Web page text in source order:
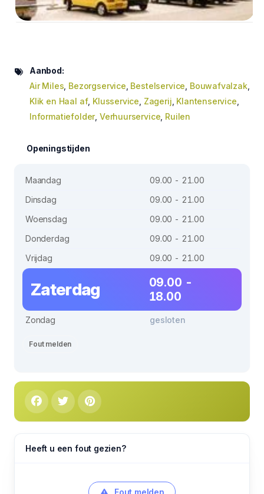
Aanbod:
Air Miles Bezorgservice Bestelservice Bouwafvalzak,
Klik en Haal af, Klusservice Zagerij Klantenservice
Informatiefolder, Verhuurservice Ruilen
Openingstijden
Maandag
09.00 - 21.00
Dinsdag
09.00 - 21.00
Woensdag
09.00 - 21.00
Donderdag
09.00 - 21.00
Vrijdag
09.00 - 21.00
Zaterdag
09.00 -
18.00
Zondag gesloten
Fout melden
Heeft u een fout gezien?
Fout melden